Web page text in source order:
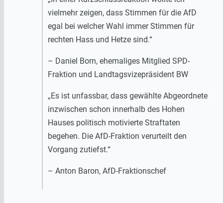
vielmehr zeigen, dass Stimmen für die AfD
egal bei welcher Wahl immer Stimmen für
rechten Hass und Hetze sind.“
– Daniel Born, ehemaliges Mitglied SPD-
Fraktion und Landtagsvizepräsident BW
„Es ist unfassbar, dass gewählte Abgeordnete
inzwischen schon innerhalb des Hohen
Hauses politisch motivierte Straftaten
begehen. Die AfD-Fraktion verurteilt den
Vorgang zutiefst.“
– Anton Baron, AfD-Fraktionschef